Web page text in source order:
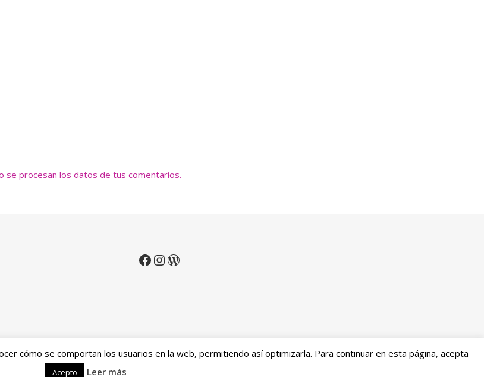
se procesan los datos de tus comentarios.
Política de privacidad Política de devoluciones y reembolsos
cómo se comportan los usuarios en la web, permitiendo así optimizarla. Para continuar en esta página, acepta
Acepto Leer más